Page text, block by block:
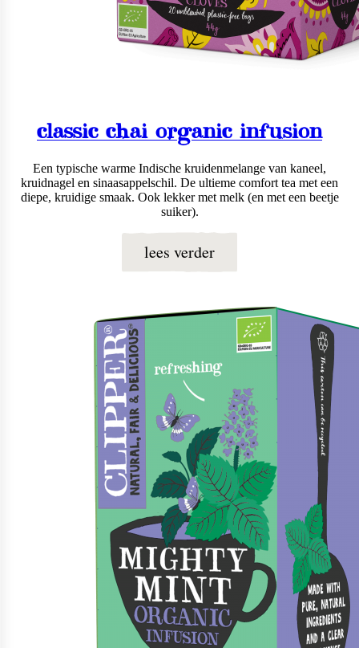
classic chai organic infusion
Een typische warme Indische kruidenmelange van kaneel,
kruidnagel en sinaasappelschil. De ultieme comfort tea met een
diepe, kruidige smaak. Ook lekker met melk (en met een beetje
suiker).
lees verder